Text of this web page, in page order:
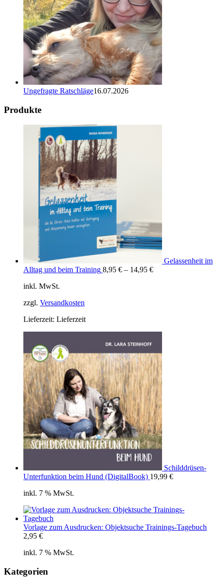
Ungefragte Ratschläge16.07.2026
Produkte
Gelassenheit im
Alltag und beim Training 8,95 € – 14,95 €
inkl. MwSt.
zzgl. Versandkosten
Lieferzeit: Lieferzeit
Schilddrüsen-
Unterfunktion beim Hund (DigitalBook) 19,99 €
inkl. 7 % MwSt.
Vorlage zum Ausdrucken: Objektsuche Trainings-Tagebuch
2,95 €
inkl. 7 % MwSt.
Kategorien